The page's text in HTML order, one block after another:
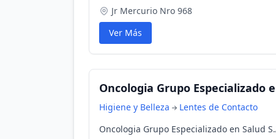
Jr Mercurio Nro 968
Ver Más
Oncologia Grupo Especializado
Higiene y Belleza
Lentes de Contacto
Oncologia Grupo Especializado en Salud